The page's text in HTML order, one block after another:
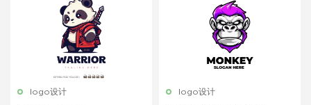
logo设计 logo设计